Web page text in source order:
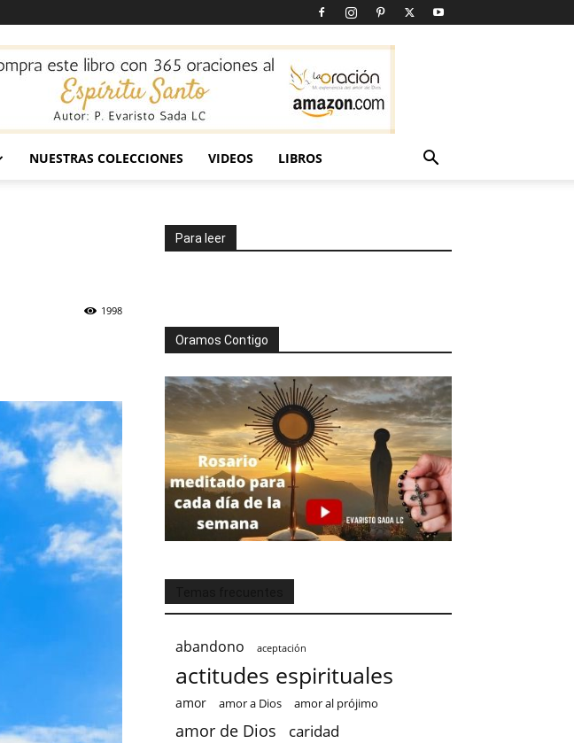
NUESTRAS COLECCIONES VIDEOS LIBROS
1998
Para leer
Oramos Contigo
abandono aceptación
actitudes espirituales
amor amor a Dios amor al prójimo
amor de Dios caridad